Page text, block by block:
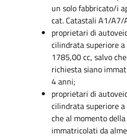
un solo fabbricato/i
cat. Catastali A1/A7/
proprietari di
cilindrata superiore
1785,00 cc, salvo
richiesta siano
4 anni;
proprietari di
cilindrata superiore
che al momento
immatricolati da